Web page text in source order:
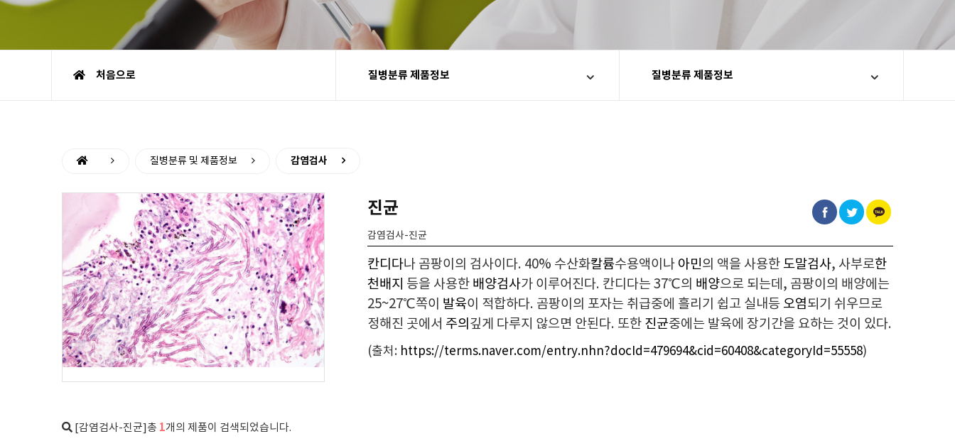
처음으로 질병분류 제품정보 질병분류 제품정보
질병분류 및 제품정보 감염검사
진균
감염검사-진균
칸디다나 곰팡이의 검사이다. 40% 수산화칼륨수용액이나 아민의 액을 사용한 도말검사, 사부로한
천배지 등을 사용한 배양검사가 이루어진다. 칸디다는 37℃의 배양으로 되는데, 곰팡이의 배양에는
25~27℃쪽이 발육이 적합하다. 곰팡이의 포자는 취급중에 흘리기 쉽고 실내등 오염되기 쉬우므로
정해진 곳에서 주의 깊게 다루지 않으면 안된다. 또한 진균중에는 발육에 장기간을 요하는 것이 있다.
(출처: https://terms.naver.com/entry.nhn?docId=479694&cid=60408&categoryId=55558)
[감염검사-진균]총 1개의 제품이 검색되었습니다.